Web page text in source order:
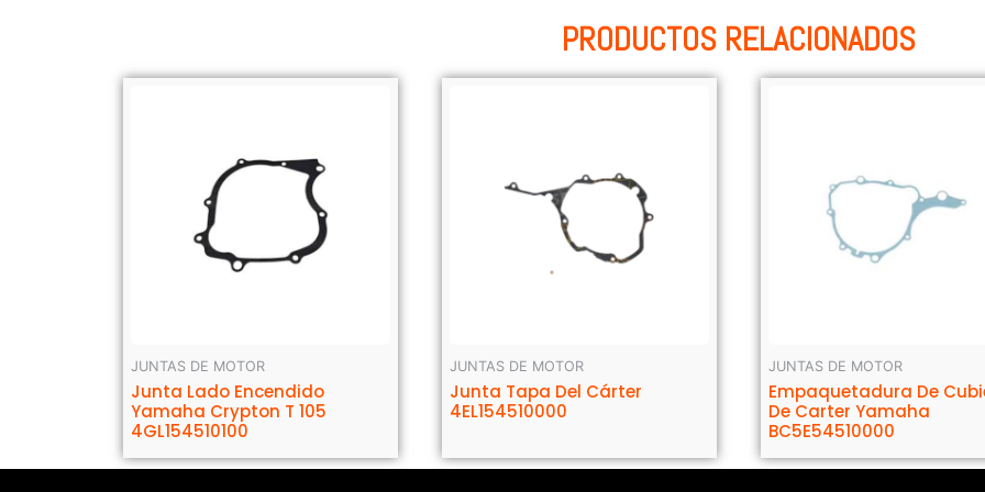
PRODUCTOS RELACIONADOS
JUNTAS DE MOTOR
Junta Lado Encendido
Yamaha Crypton T 105
4GL154510100
JUNTAS DE MOTOR
Junta Tapa Del Cárter
4EL154510000
JUNTAS DE MOTOR
Empaquetadura De
De Carter Yamaha
BC5E54510000